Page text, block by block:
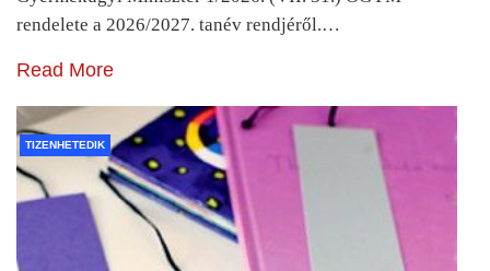
rendelete a 2026/2027. tanév rendjéről.…
Read More
TIZENHETEDIK